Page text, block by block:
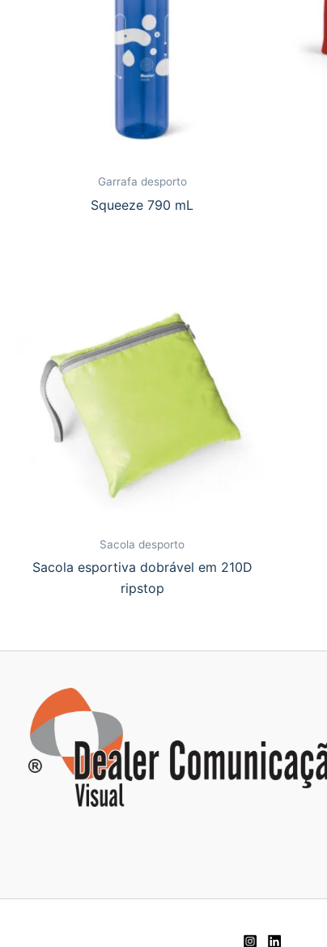
Garrafa desporto
Squeeze 790 mL
Sacola desporto
Sacola esportiva dobrável em 210D
ripstop